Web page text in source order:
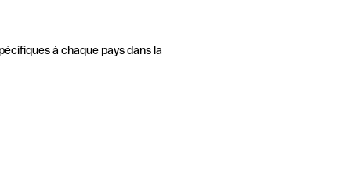
à chaque pays dans la